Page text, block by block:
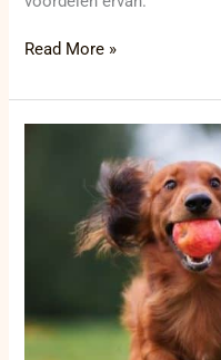
Read More »
dierenwelzijn